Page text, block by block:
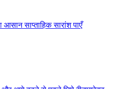
साप्ताहिक सारांश पाएँ